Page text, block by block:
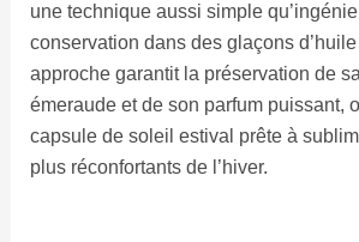
une technique aussi simple
conservation dans des glaçons d’huile
approche garantit la préservation de
émeraude et de son parfum puissant,
capsule de soleil estival prête à
plus réconfortants de l’hiver.